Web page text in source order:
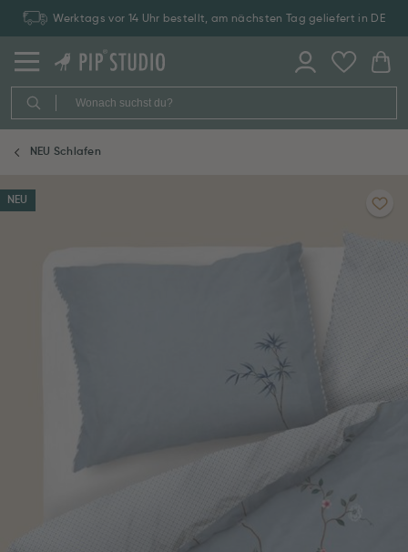
Werktags vor 14 Uhr bestellt, am nächsten Tag geliefert in DE
NEU Schlafen
NEU